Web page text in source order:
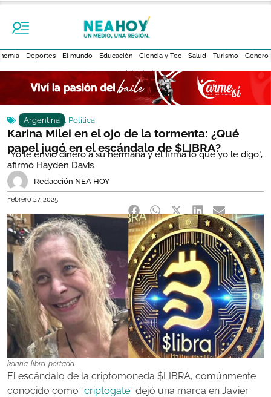
Deportes El mundo Educación Ciencia y Tec Salud Turismo Género
- Publicidad -
Argentina , Política
Karina Milei en el ojo de la tormenta: ¿Qué
papel jugó en el escándalo de $LIBRA?
"Yo le envío dinero a su hermana y él firma lo que yo le digo",
afirmó Hayden Davis
Redacción NEA HOY
Febrero 27, 2025
karina-libra-portada
El escándalo de la criptomoneda $LIBRA, comúnmente
conocido como “criptogate” dejó una marca en Javier